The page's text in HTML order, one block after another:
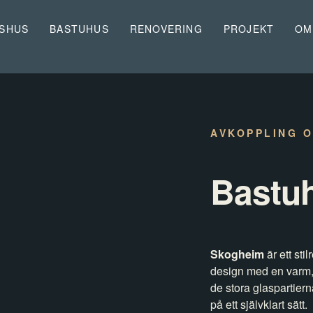
BASTUHUS RENOVERING PROJEKT
AVKOPPLING
Skogheimär ett
design med en
de stora
på ett självklart sätt.